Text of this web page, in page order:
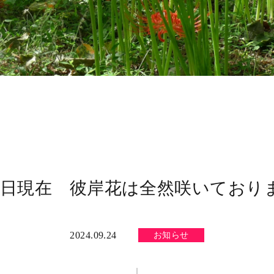
現在 彼岸花は全然咲いており
2024.09.24 お知らせ